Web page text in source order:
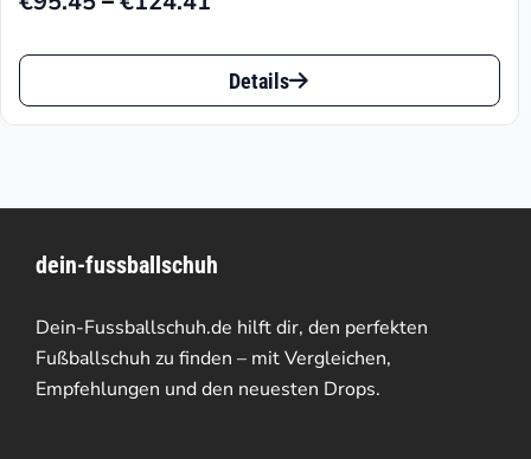
Preisspanne:
€95.45
€124.41
Dieses
Produkt
auf.
Die
Optionen
können
Details
dein-fussballschuh
Dein-Fussballschuh.de hilft dir, den perfekten
Fußballschuh zu finden – mit Vergleichen,
Empfehlungen und den neuesten Drops.